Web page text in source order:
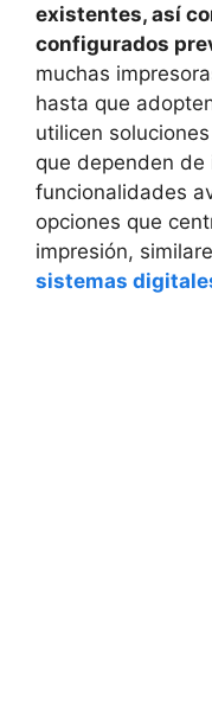
existentes, así
configurados
muchas
hasta que
utilicen
que dependen de
funcionalidades
opciones que
impresión,
sistemas